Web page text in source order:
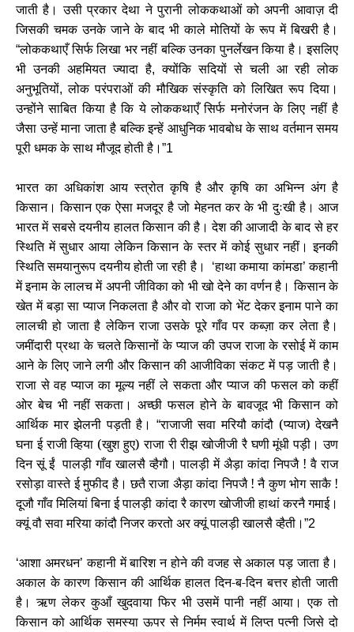
जाती है। उसी प्रकार देथा ने पुरानी लोककथाओं को अपनी आवाज़ दी
जिसकी चमक उनके जाने के बाद भी काले मोतियों के रूप में बिखरी है।
“लोककथाएँ सिर्फ लिखा भर नहीं बल्कि उनका पुनर्लेखन किया है। इसलिए
भी उनकी अहमियत ज्यादा है,क्योंकि सदियों से चली आ रही लोक
अनुभूतियों,लोक परंपराओं की मौखिक संस्कृति को लिखित रूप दिया।
उन्होंने साबित किया है कि ये लोककथाएँ सिर्फ मनोरंजन के लिए नहीं है
जैसा उन्हें माना जाता है बल्कि इन्हें आधुनिक भावबोध के साथ वर्तमान समय
पूरी धमक के साथ मौजूद होती है। ”1
भारत का अधिकांश आय स्त्रोत कृषि है और कृषि का अभिन्न अंग है
किसान। किसान एक ऐसा मजदूर है जो मेहनत कर के भी दुःखी है। आज
भारत में सबसे दयनीय हालत किसान की है। देश की आजादी के बाद से हर
स्थिति में सुधार आया लेकिन किसान के स्तर में कोई सुधार नहीं। इनकी
स्थिति समयानुरूप दयनीय होती जा रही है।
‘हाथा कमाया कांमडा’कहानी
में इनाम के लालच में अपनी जीविका को भी खो देने का वर्णन है। किसान के
खेत में बड़ा सा प्याज निकलता है और वो राजा को भेंट देकर इनाम पाने का
लालची हो जाता है लेकिन राजा उसके पूरे गाँव पर कब्ज़ा कर लेता है।
जमींदारी प्रथा के चलते किसानों के प्याज की उपज राजा के रसोई में काम
आने के लिए जाने लगी और किसान की आजीविका संकट में पड़ जाती है।
राजा से वह प्याज का मूल्य नहीं ले सकता और प्याज की फसल को कहीं
ओर बेच भी नहीं सकता। अच्छी फसल होने के बावजूद भी किसान को
आर्थिक मार झेलनी पड़ती है।
“राजाजी सवा मरियौ कांदौ (प्याज) देखनै
घना ई राजी व्हिया (खुश हुए) राजा री रीझ खोजीजी रै घणी मूंधी पड़ी। उण
दिन सूं ईं पालड़ी गाँव खालसै व्हैगौ। पालड़ी में अैड़ा कांदा निपजै ! वै राज
रसोड़ा वास्ते ई मुफीद है। छतै राजा अैड़ा कांदा निपजै ! नै कुण भोग साकै !
दूजौ गाँव मिलियां बिना ई पालड़ी कांदा रै कारण खोजीजी हाथां करनै गमाई।
क्यूं वौ सवा मरिया कांदौ निजर करतो अर क्यूं पालड़ी खालसै व्हैती। ”2
‘आशा अमरधन’कहानी में बारिश न होने की वजह से अकाल पड़ जाता है।
अकाल के कारण किसान की आर्थिक हालत दिन-ब-दिन बत्तर होती जाती
है। ऋण लेकर कुआँ खुदवाया फिर भी उसमें पानी नहीं आया। एक तो
किसान को आर्थिक समस्या ऊपर से निर्मम स्वार्थ में लिप्त पत्नी जिसे दो